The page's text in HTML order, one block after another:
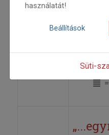
használatát!
Beállítások
Süti-